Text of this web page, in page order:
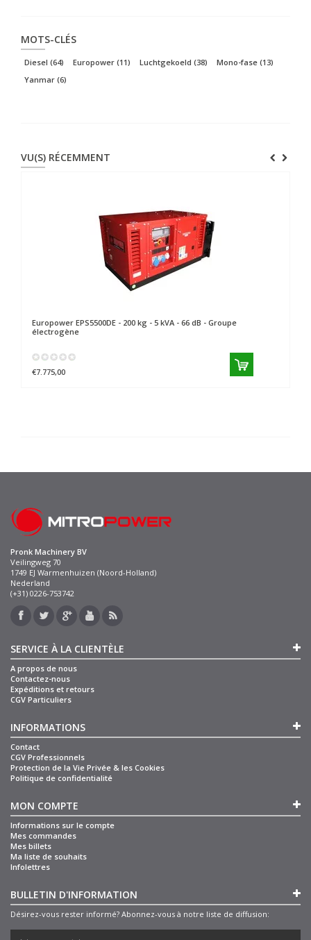
MOTS-CLÉS
Diesel (64) Europower (11) Luchtgekoeld (38) Mono-fase (13)
Yanmar (6)
VU(S) RÉCEMMENT
Europower EPS5500DE - 200 kg - 5 kVA - 66 dB - Groupe
électrogène
€7.775,00
Pronk Machinery BV
Veilingweg 70
1749 EJ Warmenhuizen (Noord-Holland)
Nederland
(+31) 0226-753742
SERVICE À LA CLIENTÈLE
A propos de nous
Contactez-nous
Expéditions et retours
CGV Particuliers
INFORMATIONS
Contact
CGV Professionnels
Protection de la Vie Privée & les Cookies
Politique de confidentialité
MON COMPTE
Informations sur le compte
Mes commandes
Mes billets
Ma liste de souhaits
Infolettres
BULLETIN D'INFORMATION
Désirez-vous rester informé? Abonnez-vous à notre liste de diffusion: